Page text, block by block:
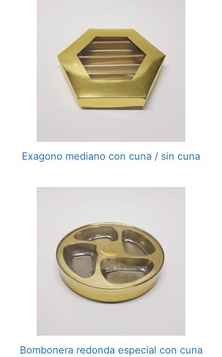
Exagono mediano con cuna / sin cuna
Bombonera redonda especial con cuna